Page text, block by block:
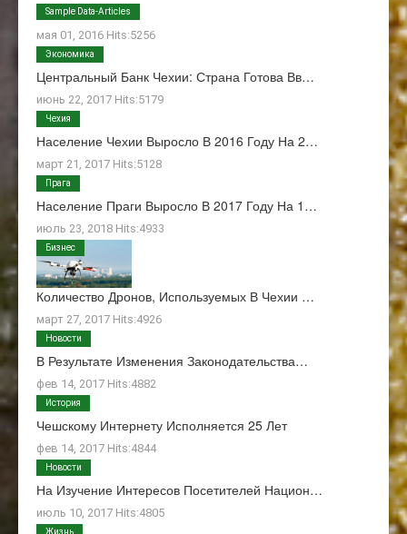
О Нас
мая 01, 2016 Hits:5256
Sample Data-Articles
Центральный Банк Чехии: Страна Готова Вв…
июнь 22, 2017 Hits:5179
Экономика
Население Чехии Выросло В 2016 Году На 2…
март 21, 2017 Hits:5128
Чехия
Население Праги Выросло В 2017 Году На 1…
июль 23, 2018 Hits:4933
Прага
Количество Дронов, Используемых В Чехии …
март 27, 2017 Hits:4926
Бизнес
В Результате Изменения Законодательства…
фев 14, 2017 Hits:4882
Новости
Чешскому Интернету Исполняется 25 Лет
фев 14, 2017 Hits:4844
История
На Изучение Интересов Посетителей Национ…
июль 10, 2017 Hits:4805
Новости
Жизнь